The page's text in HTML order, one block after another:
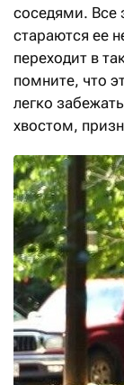
соседями. Все
стараются ее
переходит в
помните, что
легко
хвостом,